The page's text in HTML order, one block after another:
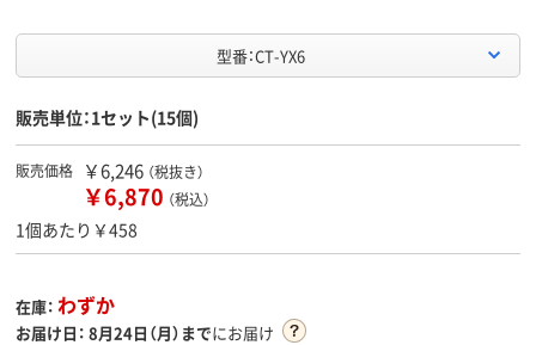
型番：CT-YX6
販売単位：1セット(15個)
販売価格 ￥6,246 （税抜き）
￥6,870 （税込）
1個あたり￥458
在庫： わずか
お届け日： 8月24日（月）までにお届け